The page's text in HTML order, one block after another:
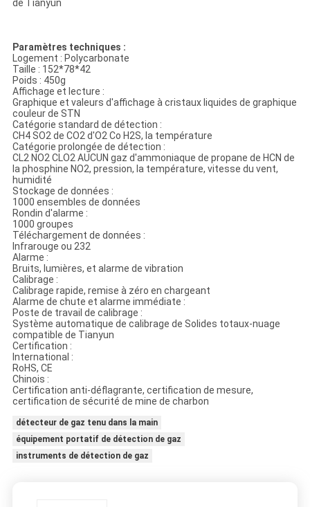
de Tianyun
Paramètres techniques :
Logement : Polycarbonate
Taille : 152*78*42
Poids : 450g
Affichage et lecture :
Graphique et valeurs d'affichage à cristaux liquides de graphique
couleur de STN
Catégorie standard de détection :
CH4 SO2 de CO2 d'O2 Co H2S, la température
Catégorie prolongée de détection :
CL2 NO2 CLO2 AUCUN gaz d'ammoniaque de propane de HCN de
la phosphine NO2, pression, la température, vitesse du vent,
humidité
Stockage de données :
1000 ensembles de données
Rondin d'alarme :
1000 groupes
Téléchargement de données :
Infrarouge ou 232
Alarme :
Bruits, lumières, et alarme de vibration
Calibrage :
Calibrage rapide, remise à zéro en chargeant
Alarme de chute et alarme immédiate :
Poste de travail de calibrage :
Système automatique de calibrage de Solides totaux-nuage
compatible de Tianyun
Certification :
International :
RoHS, CE
Chinois :
Certification anti-déflagrante, certification de mesure,
certification de sécurité de mine de charbon
détecteur de gaz tenu dans la main
équipement portatif de détection de gaz
instruments de détection de gaz